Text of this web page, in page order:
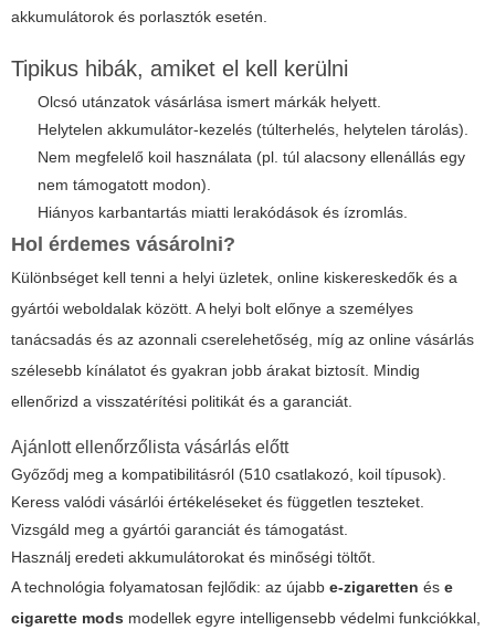
akkumulátorok és porlasztók esetén.
Tipikus hibák, amiket el kell kerülni
Olcsó utánzatok vásárlása ismert márkák helyett.
Helytelen akkumulátor-kezelés (túlterhelés, helytelen tárolás).
Nem megfelelő koil használata (pl. túl alacsony ellenállás egy
nem támogatott modon).
Hiányos karbantartás miatti lerakódások és ízromlás.
Hol érdemes vásárolni?
Különbséget kell tenni a helyi üzletek, online kiskereskedők és a
gyártói weboldalak között. A helyi bolt előnye a személyes
tanácsadás és az azonnali cserelehetőség, míg az online vásárlás
szélesebb kínálatot és gyakran jobb árakat biztosít. Mindig
ellenőrizd a visszatérítési politikát és a garanciát.
Ajánlott ellenőrzőlista vásárlás előtt
Győződj meg a kompatibilitásról (510 csatlakozó, koil típusok).
Keress valódi vásárlói értékeléseket és független teszteket.
Vizsgáld meg a gyártói garanciát és támogatást.
Használj eredeti akkumulátorokat és minőségi töltőt.
A technológia folyamatosan fejlődik: az újabb e-zigaretten és e
cigarette mods modellek egyre intelligensebb védelmi funkciókkal,